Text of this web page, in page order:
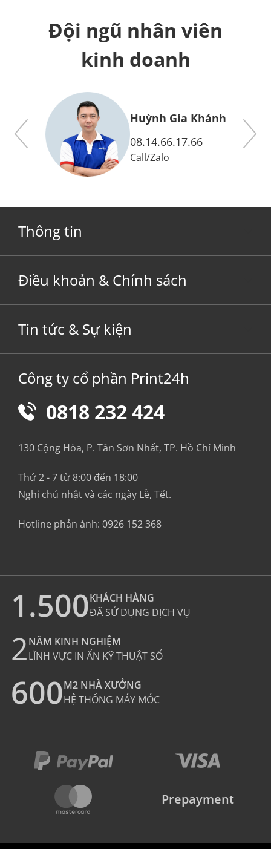
Đội ngũ nhân viên
kinh doanh
Huỳnh Gia Khánh
08.14.66.17.66
Call/Zalo
Thông tin
Điều khoản & Chính sách
Tin tức & Sự kiện
Công ty cổ phần Print24h
0818 232 424
130 Cộng Hòa, P. Tân Sơn Nhất, TP. Hồ Chí Minh
Thứ 2 - 7 từ 8:00 đến 18:00
Nghỉ chủ nhật và các ngày Lễ, Tết.
Hotline phản ánh: 0926 152 368
1.500KHÁCH HÀNG
ĐÃ SỬ DỤNG DỊCH VỤ
2NĂM KINH NGHIỆM
LĨNH VỰC IN ẤN KỸ THUẬT SỐ
600M2 NHÀ XƯỞNG
HỆ THỐNG MÁY MÓC
Prepayment